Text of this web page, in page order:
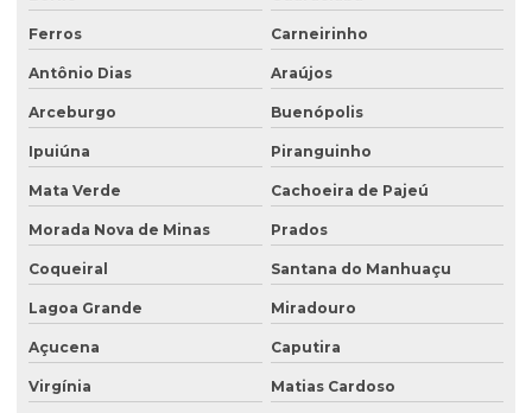
Ferros Carneirinho
Antônio Dias Araújos
Arceburgo Buenópolis
Ipuiúna Piranguinho
Mata Verde Cachoeira de Pajeú
Morada Nova de Minas Prados
Coqueiral Santana do Manhuaçu
Lagoa Grande Miradouro
Açucena Caputira
Virgínia Matias Cardoso